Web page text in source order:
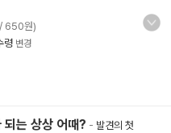
650원)
령 변경
되는 상상 어때? - 발견의 첫